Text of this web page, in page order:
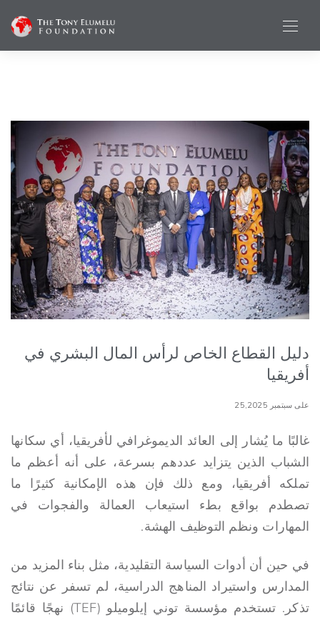
دليل القطاع الخاص لرأس المال البشري في
أفريقيا
على سبتمبر 25,2025
غالبًا ما يُشار إلى العائد الديموغرافي لأفريقيا، أي سكانها
الشباب الذين يتزايد عددهم بسرعة، على أنه أعظم ما
تملكه أفريقيا، ومع ذلك فإن هذه الإمكانية كثيرًا ما
تصطدم بواقع بطء استيعاب العمالة والفجوات في
المهارات ونظم التوظيف الهشة.
في حين أن أدوات السياسة التقليدية، مثل بناء المزيد من
المدارس واستيراد المناهج الدراسية، لم تسفر عن نتائج
تذكر. تستخدم مؤسسة توني إيلوميلو (TEF) نهجًا قائمًا